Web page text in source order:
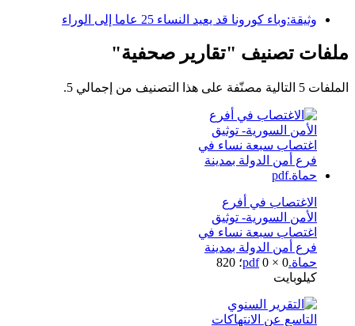
وثيقة:وباء كورونا قد يعيد النساء 25 عاما إلى الوراء
ملفات تصنيف "تقارير صحفية"
الملفات 5 التالية مصنّفة على هذا التصنيف من إجمالي 5.
الاغتصاب في أفرع
الأمن السورية- توثيق
اغتصاب سبعة نساء في
فرع أمن الدولة بمدينة
حماة.pdf
0 × 0؛ 820
كيلوبايت